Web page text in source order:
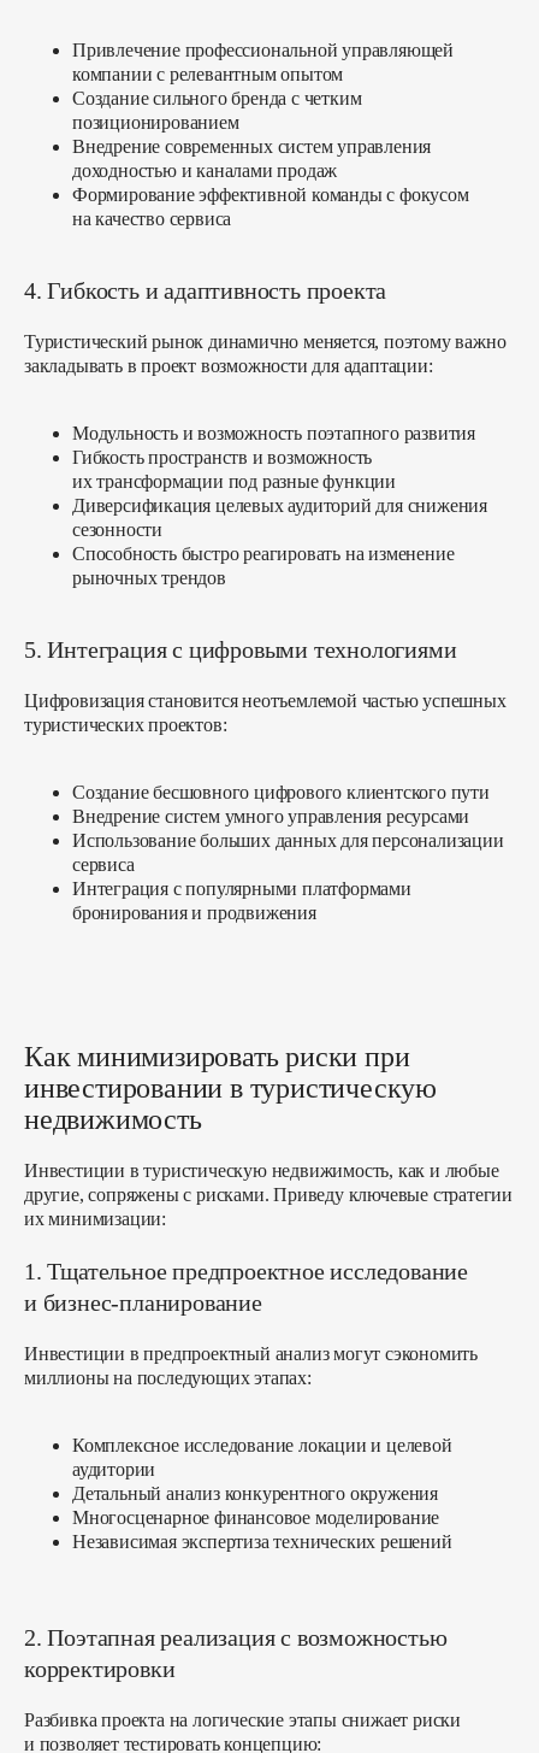
Привлечение профессиональной управляющей
компании с релевантным опытом
Создание сильного бренда с четким
позиционированием
Внедрение современных систем управления
доходностью и каналами продаж
Формирование эффективной команды с фокусом
на качество сервиса
4. Гибкость и адаптивность проекта
Туристический рынок динамично меняется, поэтому важно
закладывать в проект возможности для адаптации:
Модульность и возможность поэтапного развития
Гибкость пространств и возможность
их трансформации под разные функции
Диверсификация целевых аудиторий для снижения
сезонности
Способность быстро реагировать на изменение
рыночных трендов
5. Интеграция с цифровыми технологиями
Цифровизация становится неотъемлемой частью успешных
туристических проектов:
Создание бесшовного цифрового клиентского пути
Внедрение систем умного управления ресурсами
Использование больших данных для персонализации
сервиса
Интеграция с популярными платформами
бронирования и продвижения
Как минимизировать риски при
инвестировании в туристическую
недвижимость
Инвестиции в туристическую недвижимость, как и любые
другие, сопряжены с рисками. Приведу ключевые стратегии
их минимизации:
1. Тщательное предпроектное исследование
и бизнес-планирование
Инвестиции в предпроектный анализ могут сэкономить
миллионы на последующих этапах:
Комплексное исследование локации и целевой
аудитории
Детальный анализ конкурентного окружения
Многосценарное финансовое моделирование
Независимая экспертиза технических решений
2. Поэтапная реализация с возможностью
корректировки
Разбивка проекта на логические этапы снижает риски
и позволяет тестировать концепцию:
Ⓒ Все права защищены, 2025
ПОДРАЗДЕЛЕНИЯ
Девелопмент загородных отелей
Девелопмент коттеджных поселков
Девелопмент апарт-отелей
Девелопмент логистических комплексов
Земельный девелопмент
Концепция развития участка
Prefab-дома для бизнеса
Маркетинг, продажи для девелопера
Архитектурно-градостроительная концепция
+7 (931) 111-95-03
+7 (931) 111-95-03
г. Сочи, ул. Водораздельная, д. 5/1
г. Минск, ул. Дзержинского, д. 104
Офис ОАЭ (Дубай):
West Beach Palm Jumeirah 13, Sector 9
+84 (79) 368-6170
29 Đ. Phan Chu Trinh, Vạn Thạnh, Nha
Trang, Khánh Hòa
Офисы Россия:
Политика конфиденциальности
Все кейсы
Golden Hills
TeaVillage
ScapePark Сукко
QVillage ЦСКА
QVillage Сочи
вверх ↑
Warmroom
Home&Village
ScapePark Железноводск